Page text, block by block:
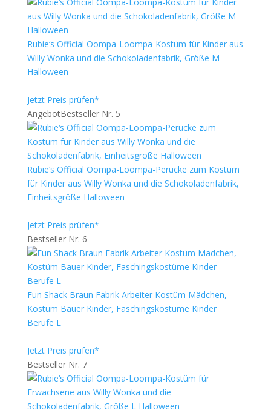
Rubie‘s Official Oompa-Loompa-Kostüm für Kinder aus
Willy Wonka und die Schokoladenfabrik, Größe M
Halloween
Jetzt Preis prüfen*
AngebotBestseller Nr. 5
Rubie‘s Official Oompa-Loompa-Perücke zum Kostüm
für Kinder aus Willy Wonka und die Schokoladenfabrik,
Einheitsgröße Halloween
Jetzt Preis prüfen*
Bestseller Nr. 6
Fun Shack Braun Fabrik Arbeiter Kostüm Mädchen,
Kostüm Bauer Kinder, Faschingskostüme Kinder
Berufe L
Jetzt Preis prüfen*
Bestseller Nr. 7